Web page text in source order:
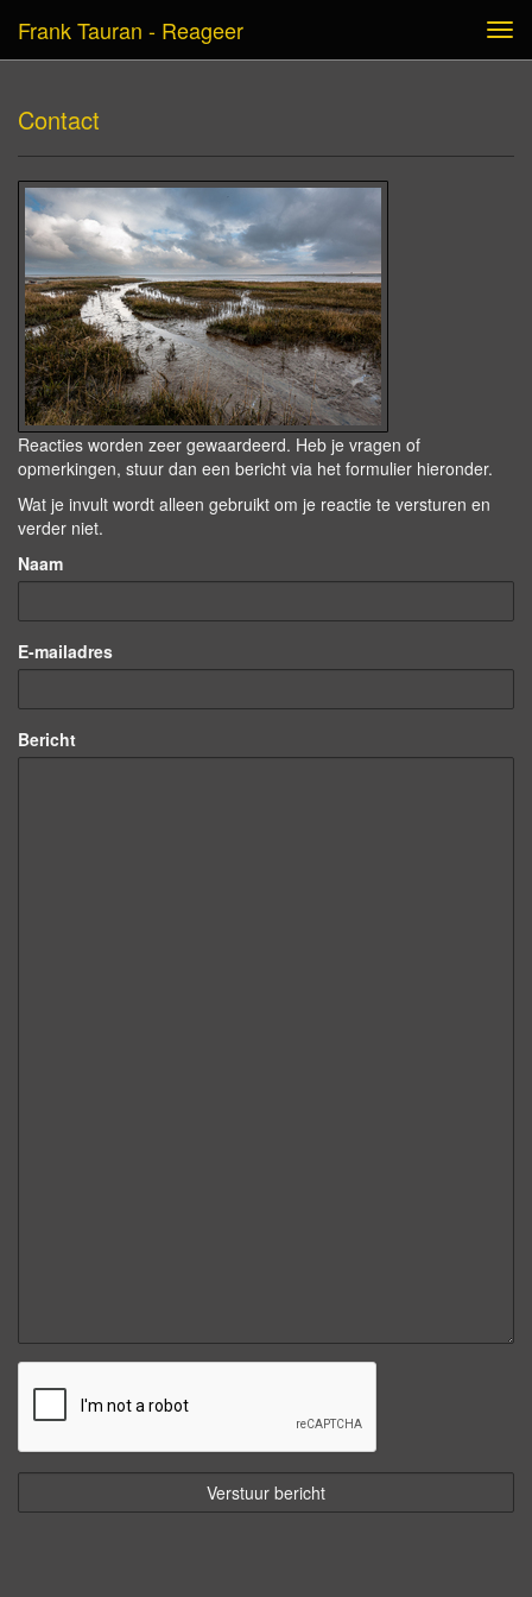
Frank Tauran - Reageer
Contact
Reacties worden zeer gewaardeerd. Heb je vragen of
opmerkingen, stuur dan een bericht via het formulier hieronder.
Wat je invult wordt alleen gebruikt om je reactie te versturen en
verder niet.
Naam
E-mailadres
Bericht